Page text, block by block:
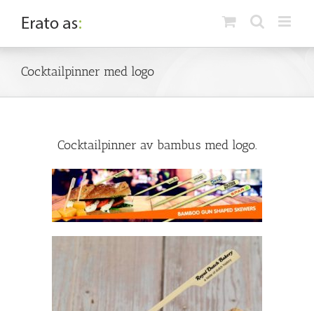
content
Cocktailpinner med logo
Cocktailpinner av bambus med logo.